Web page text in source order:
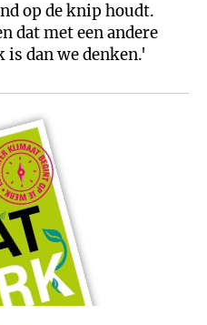
op de knip houdt.
dat met een andere
dan we denken.'